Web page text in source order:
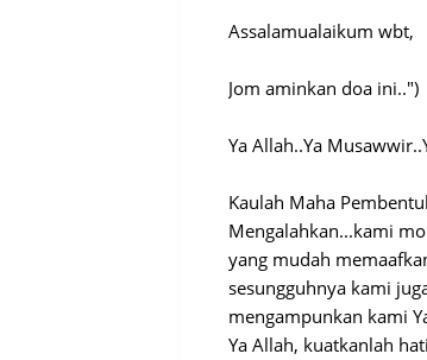
Assalamualaikum wbt,
Jom aminkan doa ini..")
Ya Allah..Ya
Kaulah Maha
Mengalahkan...kami
yang mudah
sesungguhnya kami
mengampunkan kami
Ya Allah, kuatkanlah